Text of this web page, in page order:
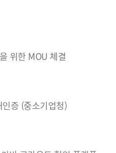
위한 MOU 체결
증 (중소기업청)